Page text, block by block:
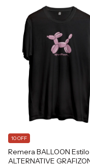
Remera BALLOON Estilo
ALTERNATIVE
10 OFF